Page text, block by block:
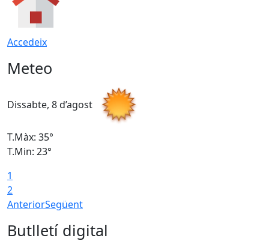
Accedeix
Meteo
Dissabte, 8 d’agost
T.Màx: 35°
T.Min: 23°
1
2
AnteriorSegüent
Butlletí digital